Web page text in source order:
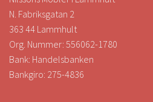
N. Fabriksgatan 2
363 44 Lammhult
Org. Nummer: 556062-1780
Bank: Handelsbanken
Bankgiro: 275-4836